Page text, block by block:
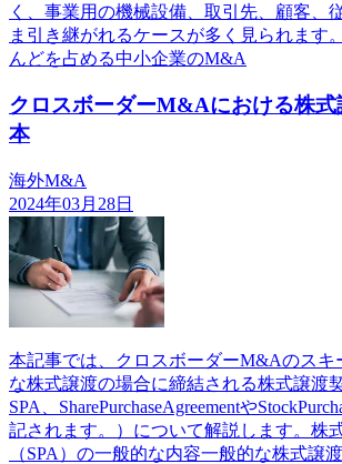
く、事業用の機械設備、取引先、顧客、
ま引き継がれるケースが多く見られます
んどを占める中小企業のM&A
クロスボーダーM&Aにおける株式
本
海外M&A
2024年03月28日
本記事では、クロスボーダーM&Aのスキ
な株式譲渡の場合に締結される株式譲渡
SPA、SharePurchaseAgreementや
記されます。）について解説します。株
（SPA）の一般的な内容一般的な株式譲